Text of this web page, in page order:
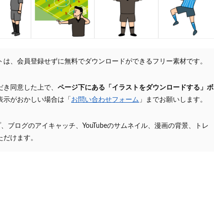
、会員登録せずに無料でダウンロードができるフリー素材です。
き同意した上で、 ページ下にある「イラストをダウンロードする」ボ
示がおかしい場合は「 お問い合わせフォーム 」までお願いします。
ブログのアイキャッチ、YouTubeのサムネイル、漫画の背景、トレ
けます。